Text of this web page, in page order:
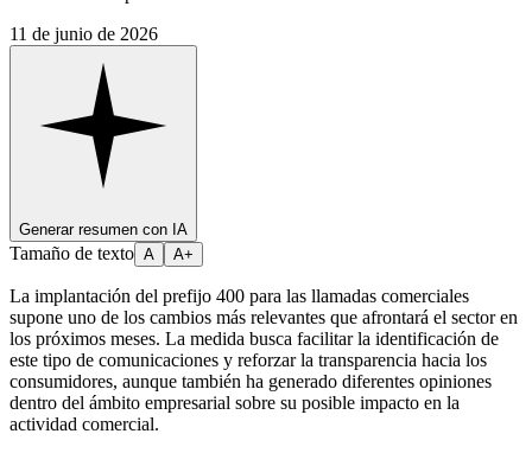
11 de junio de 2026
Generar resumen con IA
Tamaño de texto A A+
La implantación del prefijo 400 para las llamadas comerciales
supone uno de los cambios más relevantes que afrontará el sector en
los próximos meses. La medida busca facilitar la identificación de
este tipo de comunicaciones y reforzar la transparencia hacia los
consumidores, aunque también ha generado diferentes opiniones
dentro del ámbito empresarial sobre su posible impacto en la
actividad comercial.